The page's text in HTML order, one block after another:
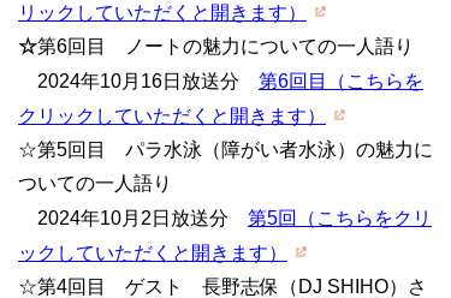
リックしていただくと開きます）
☆第6回目 ノートの魅力についての一人語り
2024年10月16日放送分 第6回目（こちらを
クリックしていただくと開きます）
☆第5回目 パラ水泳（障がい者水泳）の魅力に
ついての一人語り
2024年10月2日放送分 第5回（こちらをクリ
ックしていただくと開きます）
☆第4回目 ゲスト 長野志保（DJ SHIHO）さ